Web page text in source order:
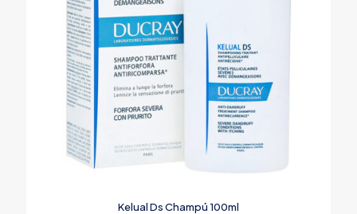
Kelual Ds Champú 100ml